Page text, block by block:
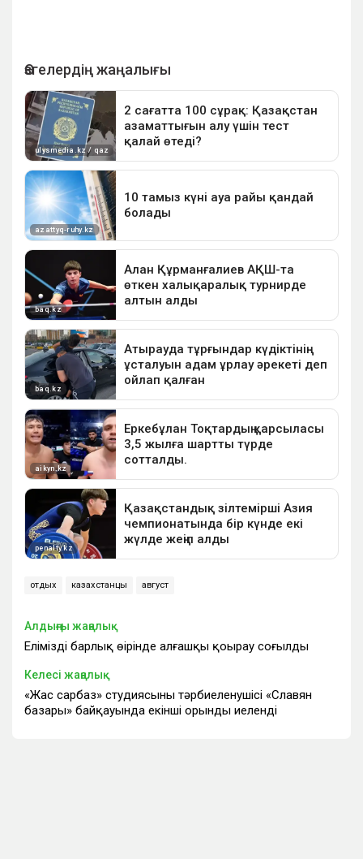
отдых казахстанцы август
Алдыңғы жаңалық
Еліміздің барлық өңірінде алғашқы қоңырау соғылды
Келесі жаңалық
«Жас сарбаз» студиясының тәрбиеленушісі «Славян
базары» байқауында екінші орынды иеленді